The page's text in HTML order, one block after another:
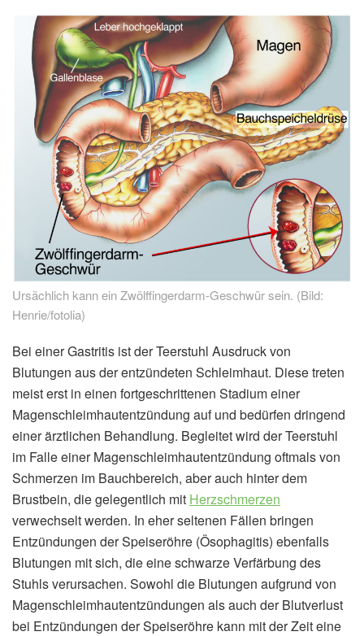
Ursächlich kann ein Zwölffingerdarm-Geschwür sein. (Bild:
Henrie/fotolia)
Bei einer Gastritis ist der Teerstuhl Ausdruck von
Blutungen aus der entzündeten Schleimhaut. Diese treten
meist erst in einen fortgeschrittenen Stadium einer
Magenschleimhautentzündung auf und bedürfen dringend
einer ärztlichen Behandlung. Begleitet wird der Teerstuhl
im Falle einer Magenschleimhautentzündung oftmals von
Schmerzen im Bauchbereich, aber auch hinter dem
Brustbein, die gelegentlich mit Herzschmerzen
verwechselt werden. In eher seltenen Fällen bringen
Entzündungen der Speiseröhre (Ösophagitis) ebenfalls
Blutungen mit sich, die eine schwarze Verfärbung des
Stuhls verursachen. Sowohl die Blutungen aufgrund von
Magenschleimhautentzündungen als auch der Blutverlust
bei Entzündungen der Speiseröhre kann mit der Zeit eine